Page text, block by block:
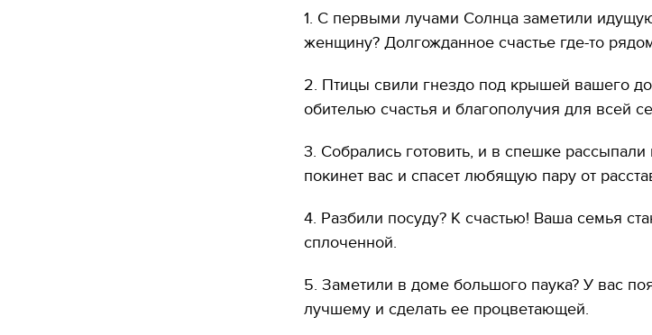
1. С первыми лучами Солнца заметили
женщину? Долгожданное счастье где-то
2. Птицы свили гнездо под крышей вашего
обителью счастья и благополучия для всей
3. Собрались готовить, и в спешке
покинет вас и спасет любящую пару от
4. Разбили посуду? К счастью! Ваша семья
сплоченной.
5. Заметили в доме большого паука? У вас
лучшему и сделать ее процветающей.